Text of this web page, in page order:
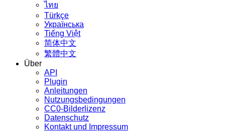
ไทย
Türkçe
Українська
Tiếng Việt
简体中文
繁體中文
Über
API
Plugin
Anleitungen
Nutzungsbedingungen
CC0-Bilderlizenz
Datenschutz
Kontakt und Impressum